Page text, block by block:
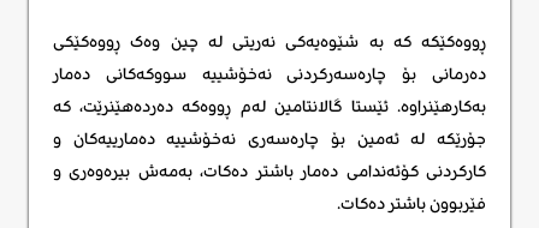
ڕووەکێکە کە بە شێوەیەکی نەریتی لە چین وەک ڕووەکێکی
دەرمانی بۆ چارەسەرکردنی نەخۆشییە سووکەکانی دەمار
بەکارهێنراوە. ئێستا گالانتامین لەم ڕووەکە دەردەهێنرێت، کە
جۆرێکە لە ئەمین بۆ چارەسەری نەخۆشییە دەمارییەکان و
کارکردنی کۆئەندامی دەمار باشتر دەکات، بەمەش بیرەوەری و
فێربوون باشتر دەکات.